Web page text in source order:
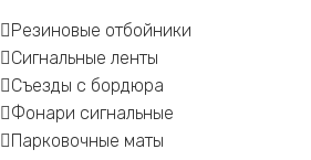
Резиновые отбойники
Сигнальные ленты
Съезды с бордюра
Фонари сигнальные
Парковочные маты